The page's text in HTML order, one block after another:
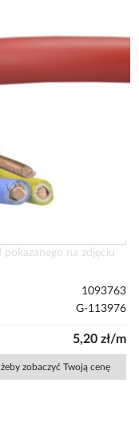
na zdjęciu
1093763
G-113976
5,20 zł/m
zobaczyć Twoją cenę